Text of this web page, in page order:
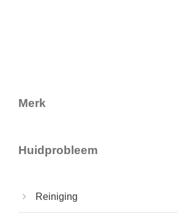
Merk
Huidprobleem
Reiniging